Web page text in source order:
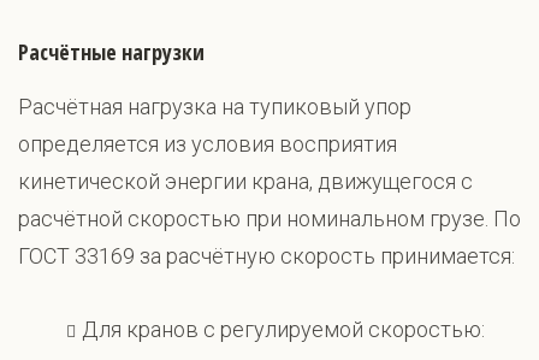
Расчётные нагрузки
Расчётная нагрузка на тупиковый упор
определяется из условия восприятия
кинетической энергии крана, движущегося с
расчётной скоростью при номинальном грузе. По
ГОСТ 33169 за расчётную скорость принимается:
Для кранов с регулируемой скоростью: